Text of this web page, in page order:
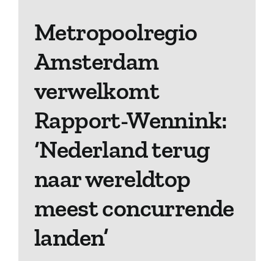
Metropoolregio
Amsterdam
verwelkomt
Rapport-Wennink:
‘Nederland terug
naar wereldtop
meest concurrende
landen’